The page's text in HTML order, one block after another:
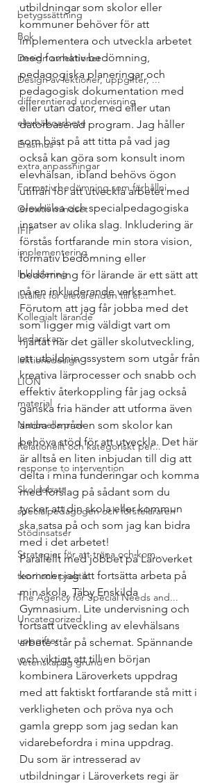
betygssättning
Bok
Design av lektioner
Design av lektioner, uppgifter, ...
differentierad undervisning
elevhälsoarbete
Erasmus +
extra anpassningar
Formativ bedömning som förhållni...
Growth mindset
IFIP
implementering
Inkludering
Istället för elevärenden till el...
Kollegialt lärande
Ledarskap
lektionsdesign
LION
material
Nationella prov
Relationellt och kategoriskt per...
response to intervention
Skoldebatt
specialpedagogen och försteläraren
Stödinsatser
Strategier för att träna och kom...
teori och praktik
The Agency for Special Needs and...
Uncategorized
uppgifter
Vetenskaplig grund
utbildningar som skolor eller
kommuner behöver för att
implementera och utveckla arbetet
med formativ bedömning,
pedagogiska planeringar och
pedagogisk dokumentation med
eller utan dator, med eller utan
datorbaserad program. Jag håller
som bäst på att titta på vad jag
också kan göra som konsult inom
elevhälsan, ibland behövs ögon
utifrån för att utveckla arbetet med
elevhälsa och specialpedagogiska
insatser av olika slag. Inkludering är
förstås fortfarande min stora vision,
formativ bedömning eller
bedömning för lärande är ett sätt att
nå en inkluderande verksamhet.
Förutom att jag får jobba med det
som ligger mig väldigt vart om
hjärtat när det gäller skolutveckling,
ett utbildningssystem som utgår från
kreativa lärprocesser och snabb och
effektiv återkoppling får jag också
ganska fria händer att utforma även
andra områden som skolor kan
behöva stöd för att utveckla. Det här
är alltså en liten inbjudan till dig att
delta i mina funderingar och komma
med förslag på sådant som du
tycker att din skola eller kommun
ska satsa på och som jag kan bidra
med i det arbetet!
Parallellt med jobbet på Läroverket
kommer jag att fortsätta arbeta på
min skola, Täby Enskilda
Gymnasium. Lite undervisning och
fortsatt utveckling av elevhälsans
arbete står på schemat. Spännande
och viktigt att till en början
kombinera Läroverkets uppdrag
med att faktiskt fortfarande stå mitt i
verkligheten och pröva nya och
gamla grepp som jag sedan kan
vidarebefordra i mina uppdrag.
Du som är intresserad av
utbildningar i Läroverkets regi är